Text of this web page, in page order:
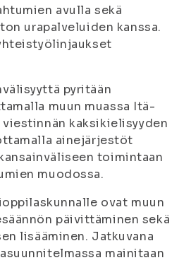
avulla sekä
urapalveluiden kanssa.
pyritään
muun muassa Itä-
kaksikielisyyden
ainejärjestöt
toimintaan
muodossa.
ovat muun
päivittäminen sekä
lisääminen. Jatkuvana
mainitaan